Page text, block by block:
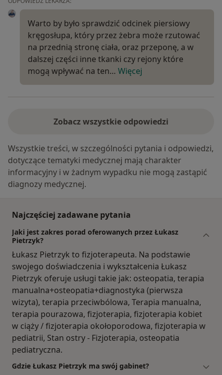
Warto by było sprawdzić odcinek piersiowy
kręgosłupa, który przez żebra może rzutować
na przednią stronę ciała, oraz przeponę, a w
dalszej części inne tkanki czy rejony które
mogą wpływać na ten… Więcej
Zobacz wszystkie odpowiedzi
Wszystkie treści, w szczególności pytania i odpowiedzi,
dotyczące tematyki medycznej mają charakter
informacyjny i w żadnym wypadku nie mogą zastąpić
diagnozy medycznej.
Najczęściej zadawane pytania
Jaki jest zakres porad oferowanych przez Łukasz
Pietrzyk?
Łukasz Pietrzyk to fizjoterapeuta. Na podstawie
swojego doświadczenia i wykształcenia Łukasz
Pietrzyk oferuje usługi takie jak: osteopatia, terapia
manualna+osteopatia+diagnostyka (pierwsza
wizyta), terapia przeciwbólowa, Terapia manualna,
terapia pourazowa, fizjoterapia, fizjoterapia kobiet
w ciąży / fizjoterapia okołoporodowa, fizjoterapia w
pediatrii, Stan ostry - Fizjoterapia, osteopatia
pediatryczna.
Gdzie Łukasz Pietrzyk ma swój gabinet?